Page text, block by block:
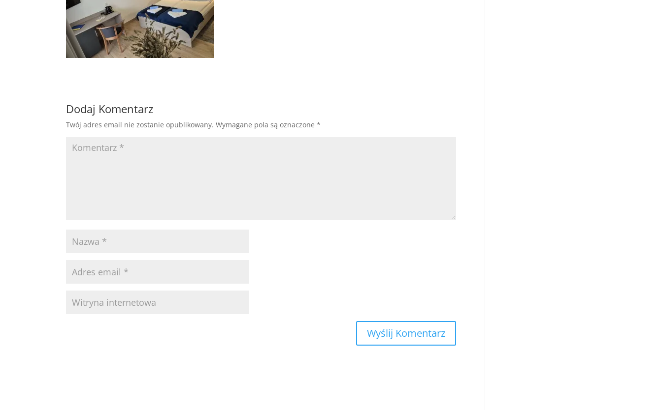
Dodaj Komentarz
Twój adres email nie zostanie opublikowany. Wymagane pola są oznaczone*